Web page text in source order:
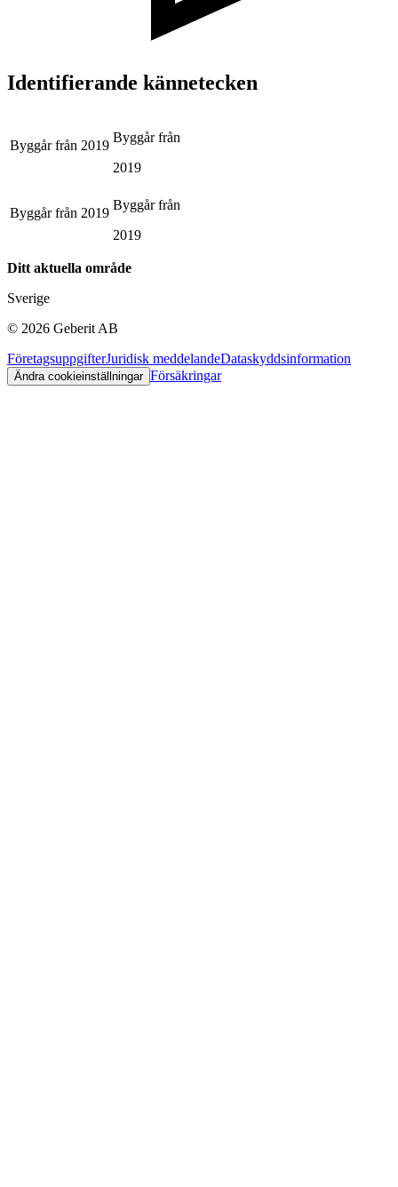
Identifierande kännetecken
Byggår från 2019
Byggår från
2019
Byggår från 2019
Byggår från
2019
Ditt aktuella område
Sverige
© 2026 Geberit AB
FöretagsuppgifterJuridisk meddelandeDataskyddsinformation
Ändra cookieinställningar Försäkringar